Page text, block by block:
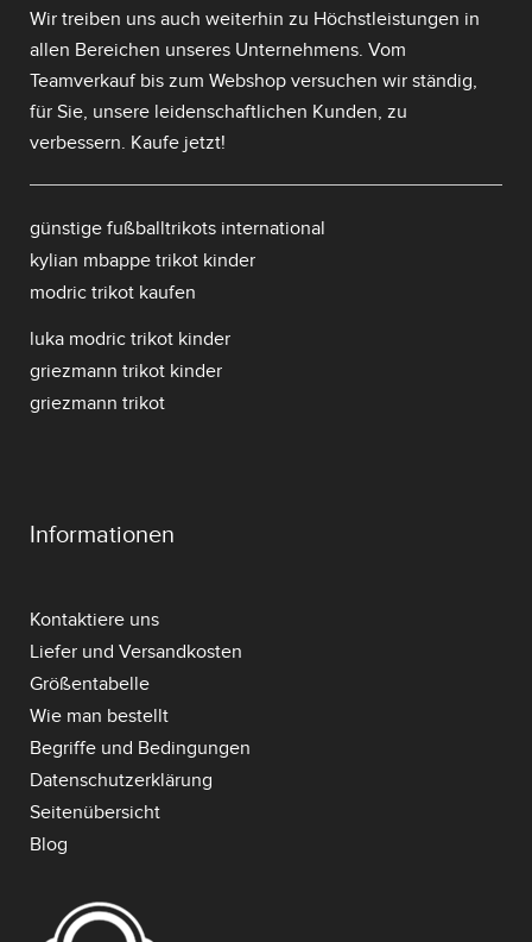
Wir treiben uns auch weiterhin zu Höchstleistungen in
allen Bereichen unseres Unternehmens. Vom
Teamverkauf bis zum Webshop versuchen wir ständig,
für Sie, unsere leidenschaftlichen Kunden, zu
verbessern. Kaufe jetzt!
günstige fußballtrikots international
kylian mbappe trikot kinder
modric trikot kaufen
luka modric trikot kinder
griezmann trikot kinder
griezmann trikot
Informationen
Kontaktiere uns
Liefer und Versandkosten
Größentabelle
Wie man bestellt
Begriffe und Bedingungen
Datenschutzerklärung
Seitenübersicht
Blog